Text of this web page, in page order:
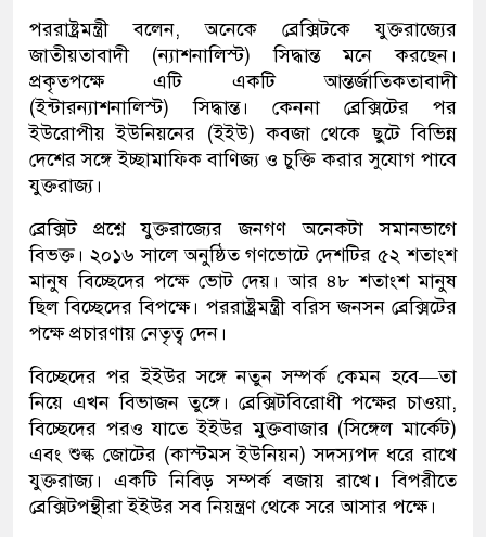
পররাষ্ট্রমন্ত্রী বলেন, অনেকে ব্রেক্সিটকে যুক্তরাজ্যের
জাতীয়তাবাদী (ন্যাশনালিস্ট) সিদ্ধান্ত মনে করছেন।
প্রকৃতপক্ষে এটি একটি আন্তর্জাতিকতাবাদী
(ইন্টারন্যাশনালিস্ট) সিদ্ধান্ত। কেননা ব্রেক্সিটের পর
ইউরোপীয় ইউনিয়নের (ইইউ) কবজা থেকে ছুটে বিভিন্ন
দেশের সঙ্গে ইচ্ছামাফিক বাণিজ্য ও চুক্তি করার সুযোগ পাবে
যুক্তরাজ্য।
ব্রেক্সিট প্রশ্নে যুক্তরাজ্যের জনগণ অনেকটা সমানভাগে
বিভক্ত। ২০১৬ সালে অনুষ্ঠিত গণভোটে দেশটির ৫২ শতাংশ
মানুষ বিচ্ছেদের পক্ষে ভোট দেয়। আর ৪৮ শতাংশ মানুষ
ছিল বিচ্ছেদের বিপক্ষে। পররাষ্ট্রমন্ত্রী বরিস জনসন ব্রেক্সিটের
পক্ষে প্রচারণায় নেতৃত্ব দেন।
বিচ্ছেদের পর ইইউর সঙ্গে নতুন সম্পর্ক কেমন হবে—তা
নিয়ে এখন বিভাজন তুঙ্গে। ব্রেক্সিটবিরোধী পক্ষের চাওয়া,
বিচ্ছেদের পরও যাতে ইইউর মুক্তবাজার (সিঙ্গেল মার্কেট)
এবং শুল্ক জোটের (কাস্টমস ইউনিয়ন) সদস্যপদ ধরে রাখে
যুক্তরাজ্য। একটি নিবিড় সম্পর্ক বজায় রাখে। বিপরীতে
ব্রেক্সিটপন্থীরা ইইউর সব নিয়ন্ত্রণ থেকে সরে আসার পক্ষে।